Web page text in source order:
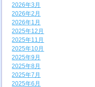
2026年3月
2026年2月
2026年1月
2025年12月
2025年11月
2025年10月
2025年9月
2025年8月
2025年7月
2025年6月